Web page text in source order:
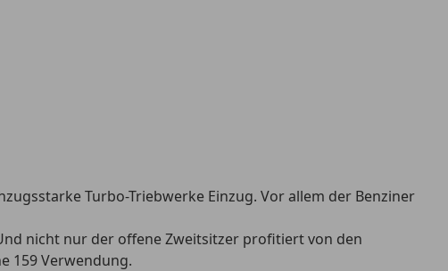
Turbo-Triebwerke Einzug. Vor allem der Benziner
nicht nur der offene Zweitsitzer profitiert von den
159 Verwendung.